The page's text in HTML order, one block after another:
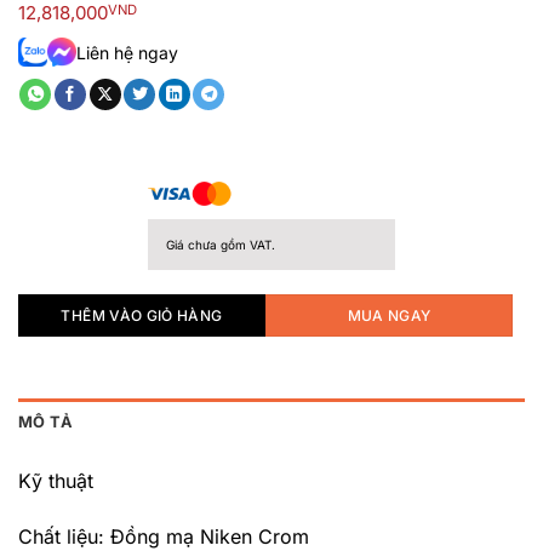
xếp
hạng
0.0
5
sao
12,818,000VND
Liên hệ ngay
Giá chưa gồm VAT.
THÊM VÀO GIỎ HÀNG MUA NGAY
MÔ TẢ
Kỹ thuật
Chất liệu: Đồng mạ Niken Crom